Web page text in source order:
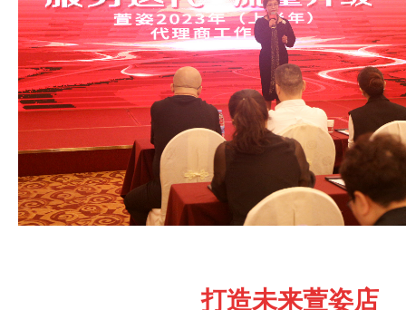
打造未来萱姿店